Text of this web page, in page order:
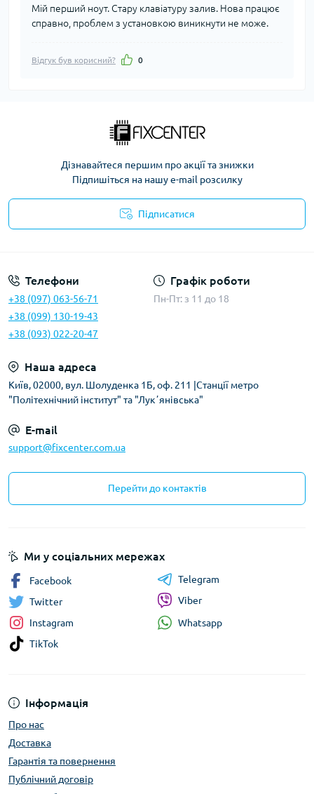
Мій перший ноут. Стару клавіатуру залив. Нова працює
справно, проблем з установкою виникнути не може.
Відгук був корисний? 0
Дізнавайтеся першим про акції та знижки
Підпишіться на нашу e-mail розсилку
Підписатися
Телефони
+38 (097) 063-56-71
+38 (099) 130-19-43
+38 (093) 022-20-47
Графік роботи
Пн-Пт: з 11 до 18
Наша адреса
Київ, 02000, вул. Шолуденка 1Б, оф. 211 |Станції метро
"Політехнічний інститут" та "Лукʼянівська"
E-mail
support@fixcenter.com.ua
Перейти до контактів
Інформація
Про нас
Доставка
Гарантія та повернення
Публічний договір
Ми у соціальних мережах
Facebook
Twitter
Instagram
TikTok
Telegram
Viber
Whatsapp